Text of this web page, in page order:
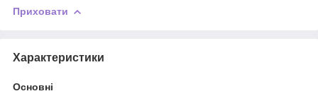
Приховати
Характеристики
Основні